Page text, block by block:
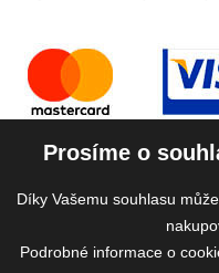
Prosíme o
Díky Vašemu souhlasu
Podrobné informace o